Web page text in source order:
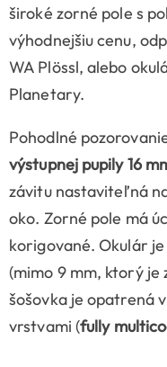
široké zorné pole s
výhodnejšiu cenu,
WA Plössl, alebo
Planetary.
Pohodlné
výstupnej pupily 16
závitu nastaviteľná
oko. Zorné pole má
korigované. Okulár
(mimo 9 mm, ktorý je
šošovka je opatrená
vrstvami (fully